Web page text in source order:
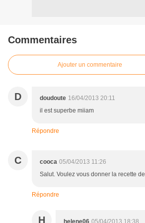
Commentaires
Ajouter un commentaire
D doudoute 16/04/2013 20:11
il est superbe miiam
Répondre
C cooca 05/04/2013 11:26
Salut. Voulez vous donner la recette
Répondre
H helene06 05/04/2013 18:38